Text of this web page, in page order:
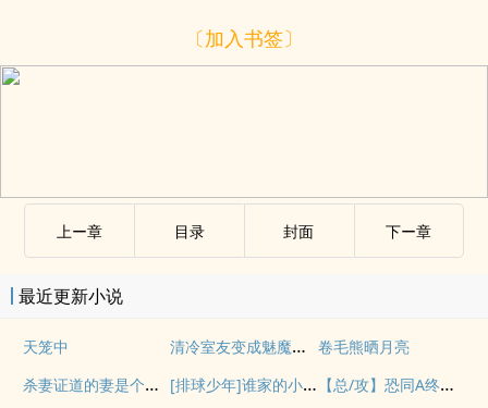
〔加入书签〕
上ー章 目录 封面 下ー章
最近更新小说
天笼中 清冷室友变成魅魔后（np） 卷毛熊晒月亮
杀妻证道的妻是个万人嫌 [排球少年]谁家的小狐狸 【总/攻】恐同A终成A同（abo）